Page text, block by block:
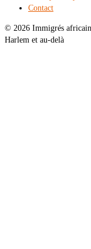
Contact
© 2026 Immigrés
Harlem et au-delà